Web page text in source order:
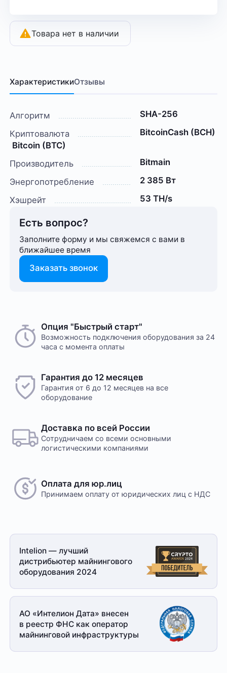
Товара нет в наличии
ХарактеристикиОтзывы
Алгоритм
SHA-256
Криптовалюта
BitcoinCash (BCH)
Bitcoin (BTC)
Производитель
Bitmain
Энергопотребление
2 385 Вт
Хэшрейт
53 TH/s
Есть вопрос?
Заполните форму и мы свяжемся с вами в
ближайшее время
Заказать звонок
Опция "Быстрый старт"
Возможность подключения оборудования за 24
часа с момента оплаты
Гарантия до 12 месяцев
Гарантия от 6 до 12 месяцев на все
оборудование
Доставка по всей России
Сотрудничаем со всеми основными
логистическими компаниями
Оплата для юр.лиц
Принимаем оплату от юридических лиц с НДС
Intelion — лучший
дистрибьютер майнингового
оборудования 2024
АО «Интелион Дата» внесен
в реестр ФНС как оператор
майнинговой инфраструктуры